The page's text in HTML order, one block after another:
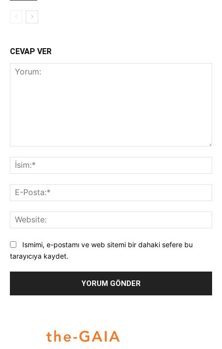
CEVAP VER
Ismimi, e-postamı ve web sitemi bir dahaki sefere bu
tarayıcıya kaydet.